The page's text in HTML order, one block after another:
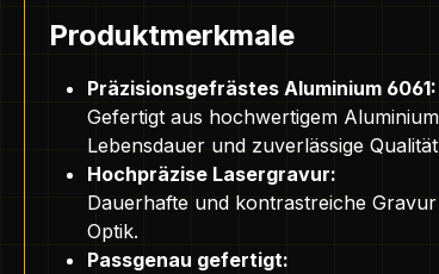
Produktmerkmale
Präzisionsgefrästes Aluminium 6061:
Gefertigt aus hochwertigem
Lebensdauer und zuverlässige
Hochpräzise Lasergravur:
Dauerhafte und kontrastreiche
Optik.
Passgenau gefertigt: